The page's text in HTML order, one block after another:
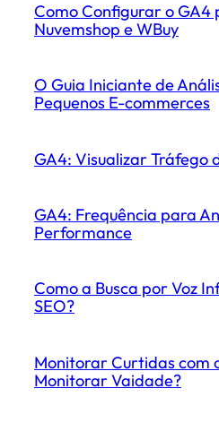
Como Configurar o GA4
Nuvemshop e WBuy
O Guia Iniciante de
Pequenos E-commerces
GA4: Visualizar Tráfego
GA4: Frequência para
Performance
Como a Busca por Voz
SEO?
Monitorar Curtidas com
Monitorar Vaidade?